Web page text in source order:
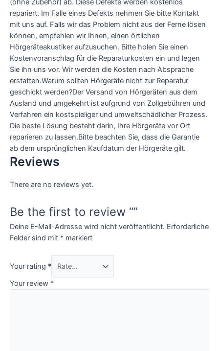
(ohne Zubehör) ab. Diese Defekte werden kostenlos
repariert. Im Falle eines Defekts nehmen Sie bitte Kontakt
mit uns auf. Falls wir das Problem nicht aus der Ferne lösen
können, empfehlen wir Ihnen, einen örtlichen
Hörgeräteakustiker aufzusuchen. Bitte holen Sie einen
Kostenvoranschlag für die Reparaturkosten ein und legen
Sie ihn uns vor. Wir werden die Kosten nach Absprache
erstatten.Warum sollten Hörgeräte nicht zur Reparatur
geschickt werden?Der Versand von Hörgeräten aus dem
Ausland und umgekehrt ist aufgrund von Zollgebühren und
Verfahren ein kostspieliger und umweltschädlicher Prozess.
Die beste Lösung besteht darin, Ihre Hörgeräte vor Ort
reparieren zu lassen.Bitte beachten Sie, dass die Garantie
ab dem ursprünglichen Kaufdatum der Hörgeräte gilt.
Reviews
There are no reviews yet.
Be the first to review “”
Deine E-Mail-Adresse wird nicht veröffentlicht. Erforderliche
Felder sind mit * markiert
Your rating *
Your review *